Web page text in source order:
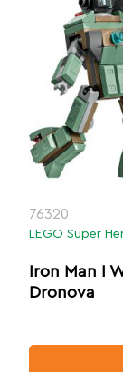
76320
LEGO Super
Iron Man I
Dronova